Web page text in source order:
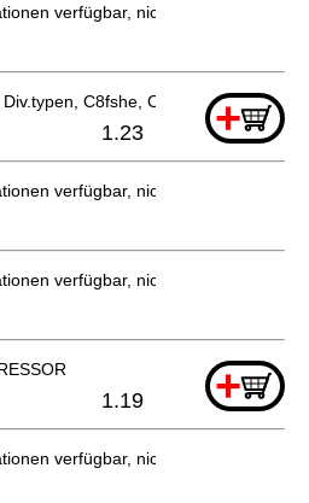
verfügbar, nicht bestellbar
C8fshe, Cm5sb, C8fse
+
1.23
verfügbar, nicht bestellbar
verfügbar, nicht bestellbar
+
1.19
verfügbar, nicht bestellbar